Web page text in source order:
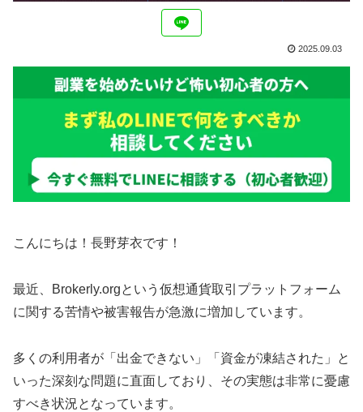
2025.09.03
こんにちは！長野芽衣です！
最近、Brokerly.orgという仮想通貨取引プラットフォーム
に関する苦情や被害報告が急激に増加しています。
多くの利用者が「出金できない」「資金が凍結された」と
いった深刻な問題に直面しており、その実態は非常に憂慮
すべき状況となっています。